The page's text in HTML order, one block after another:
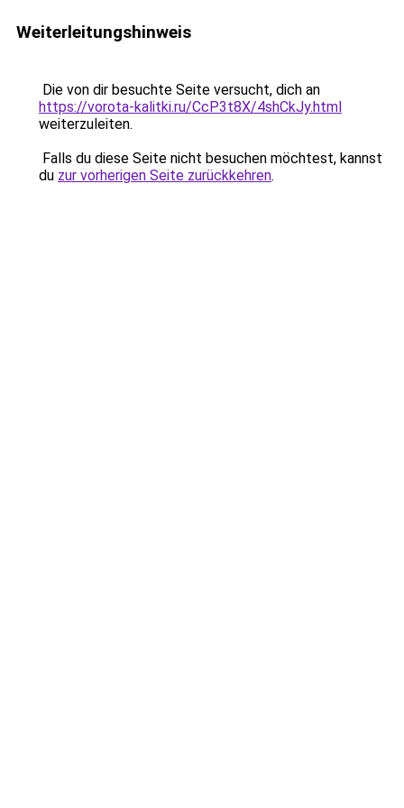
Weiterleitungshinweis
Die von dir besuchte Seite versucht, dich an
https://vorota-kalitki.ru/CcP3t8X/4shCkJy.html
weiterzuleiten.
Falls du diese Seite nicht besuchen möchtest, kannst
du zur vorherigen Seite zurückkehren.